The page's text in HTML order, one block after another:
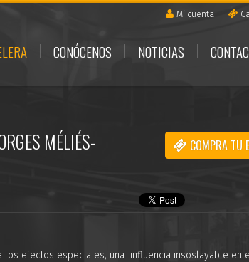
Mi cuenta
CONÓCENOS NOTICIAS
MÉLIÉS- COMPRA TU
los efectos especiales, una influencia insoslayable en